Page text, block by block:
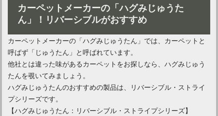
カーペットにブラウンを選ぶ際のインテリアコーディネート
カーペットはグリーンカラーがおすすめ！風水的にはどう？
カーペットの色による選び方のポイントを詳しく解説！
カーペットメーカーの「ハグみじゅうた
ん」！リバーシブルがおすすめ
カーペットメーカーの「ハグみじゅうたん」では、カーペットと
呼ばず「じゅうたん」と呼ばれています。
他社とは違った味があるカーペットをお探しなら、ハグみじゅう
たんを覗いてみましょう。
ハグみじゅうたんのおすすめの製品は、リバーシブル・ストライ
プシリーズです。
【ハグみじゅうたん：リバーシブル・ストライプシリーズ】